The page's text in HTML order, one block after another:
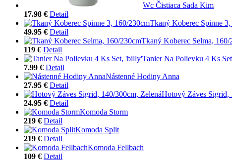
Wc Čistiaca Sada Kim
17.98 € Detail
Tkaný Koberec Spinne
49.95 € Detail
Tkaný Koberec Selma, 160/
119 € Detail
Tanier Na Polievku 4 Ks
7.99 € Detail
Nástenné Hodiny Anna
27.95 € Detail
Hotový Záves Sigrid,
24.95 € Detail
Komoda Storm
219 € Detail
Komoda Split
219 € Detail
Komoda Fellbach
109 € Detail